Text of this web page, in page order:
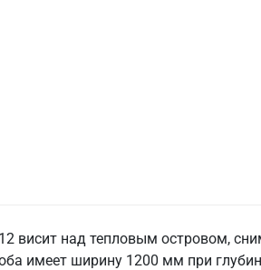
висит над тепловым островом,
имеет ширину 1200 мм при